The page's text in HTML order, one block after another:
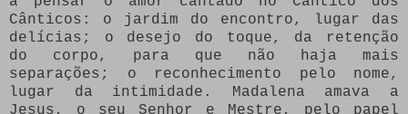
Cânticos: o jardim do encontro, lugar das
delícias; o desejo do toque, da retenção
do corpo, para que não haja mais
separações; o reconhecimento pelo nome,
lugar da intimidade. Madalena amava a
Jesus, o seu Senhor e Mestre, pelo papel